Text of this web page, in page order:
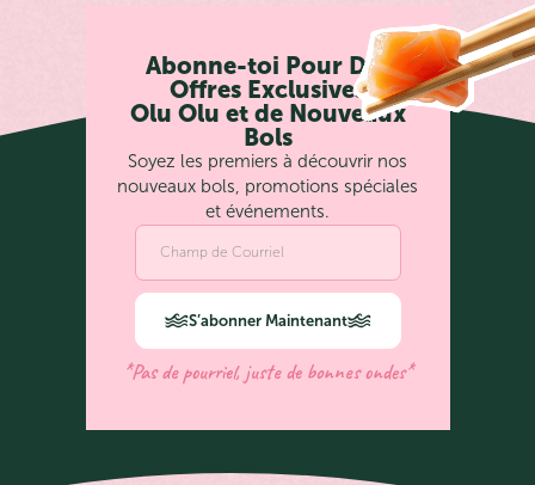
Abonne-toi Pour Des
Offres Exclusives
Olu Olu et de Nouveaux
Bols
Soyez les premiers à découvrir nos
nouveaux bols, promotions spéciales
et événements.
S’abonner Maintenant
*Pas de pourriel, juste de bonnes ondes*